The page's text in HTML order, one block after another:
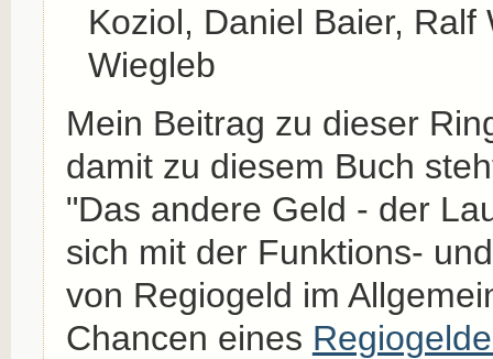
Koziol, Daniel Baier, Ralf
Wiegleb
Mein Beitrag zu dieser
damit zu diesem Buch
"Das andere Geld - der
sich mit der Funktions-
von Regiogeld im
Chancen eines